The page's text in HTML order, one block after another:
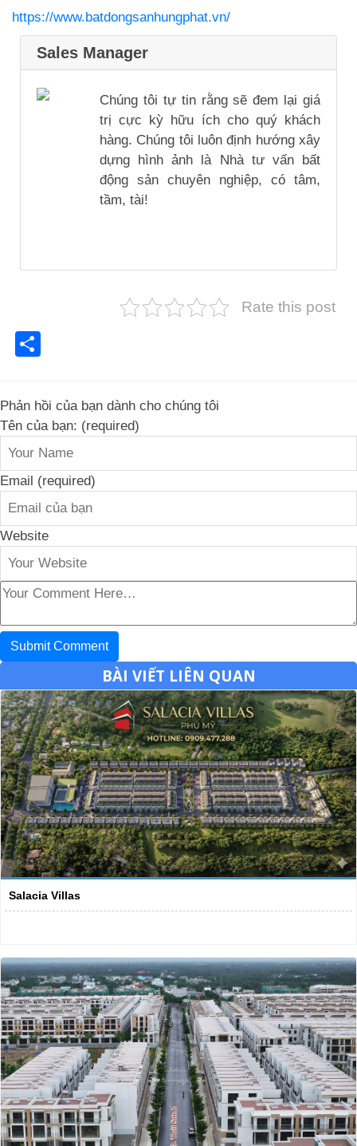
https://www.batdongsanhungphat.vn/
Sales Manager
Chúng tôi tự tin rằng sẽ đem lại giá
trị cực kỳ hữu ích cho quý khách
hàng. Chúng tôi luôn định hướng xây
dựng hình ảnh là Nhà tư vấn bất
động sản chuyên nghiệp, có tâm,
tầm, tài!
Rate this post
Phản hồi của bạn dành cho chúng tôi
Tên của bạn: (required)
Email (required)
Website
BÀI VIẾT LIÊN QUAN
Salacia Villas